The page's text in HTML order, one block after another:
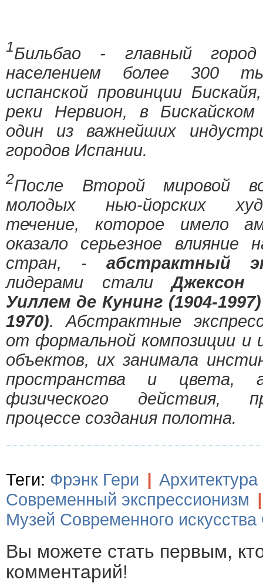
1Бильбао - главный
населением более 300
испанской провинции
реки Нервион, в
один из важнейших
городов Испании.
2После Второй мировой
молодых нью-йорских
течение, которое имело
оказало серьезное влияние
стран, - абстрактный
лидерами сталиДжексон
Уиллем де Кунинг (1904-1997)
1970). Абстрактные
от формальной композиции и
объектов, их занимала
пространства и
физического действия,
процессе создания полотна.
Теги: Фрэнк Гери | Архитектура
Современный экспрессионизм |
Музей Современного
Вы можете стать первым,
комментарий!